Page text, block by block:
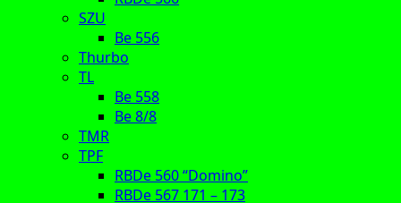
SZU
Be 556
Thurbo
TL
Be 558
Be 8/8
TMR
TPF
RBDe 560 “Domino”
RBDe 567 171 – 173